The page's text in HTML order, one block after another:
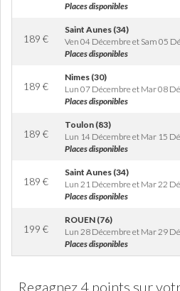
Places disponibles
189 €
Saint Aunes (34)
Ven 04 Décembre et Sam 05
Places disponibles
189 €
Nimes (30)
Lun 07 Décembre et Mar 08
Places disponibles
189 €
Toulon (83)
Lun 14 Décembre et Mar 15
Places disponibles
189 €
Saint Aunes (34)
Lun 21 Décembre et Mar 22
Places disponibles
199 €
ROUEN (76)
Lun 28 Décembre et Mar 29
Places disponibles
Regagnez 4 points sur